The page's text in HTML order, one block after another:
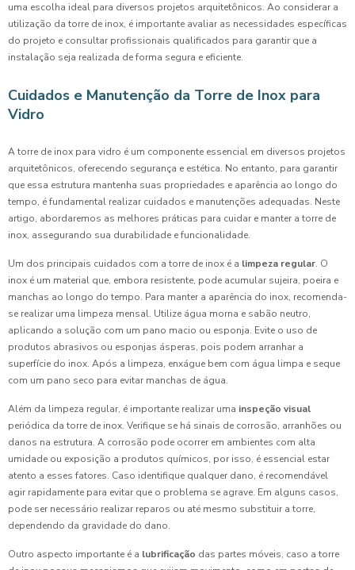
uma escolha ideal para diversos projetos arquitetônicos. Ao considerar a
utilização da torre de inox, é importante avaliar as necessidades específicas
do projeto e consultar profissionais qualificados para garantir que a
instalação seja realizada de forma segura e eficiente.
Cuidados e Manutenção da Torre de Inox para
Vidro
A torre de inox para vidro é um componente essencial em diversos projetos
arquitetônicos, oferecendo segurança e estética. No entanto, para garantir
que essa estrutura mantenha suas propriedades e aparência ao longo do
tempo, é fundamental realizar cuidados e manutenções adequadas. Neste
artigo, abordaremos as melhores práticas para cuidar e manter a torre de
inox, assegurando sua durabilidade e funcionalidade.
Um dos principais cuidados com a torre de inox é a limpeza regular. O
inox é um material que, embora resistente, pode acumular sujeira, poeira e
manchas ao longo do tempo. Para manter a aparência do inox, recomenda-
se realizar uma limpeza mensal. Utilize água morna e sabão neutro,
aplicando a solução com um pano macio ou esponja. Evite o uso de
produtos abrasivos ou esponjas ásperas, pois podem arranhar a
superfície do inox. Após a limpeza, enxágue bem com água limpa e seque
com um pano seco para evitar manchas de água.
Além da limpeza regular, é importante realizar uma inspeção visual
periódica da torre de inox. Verifique se há sinais de corrosão, arranhões ou
danos na estrutura. A corrosão pode ocorrer em ambientes com alta
umidade ou exposição a produtos químicos, por isso, é essencial estar
atento a esses fatores. Caso identifique qualquer dano, é recomendável
agir rapidamente para evitar que o problema se agrave. Em alguns casos,
pode ser necessário realizar reparos ou até mesmo substituir a torre,
dependendo da gravidade do dano.
Outro aspecto importante é a lubrificação das partes móveis, caso a torre